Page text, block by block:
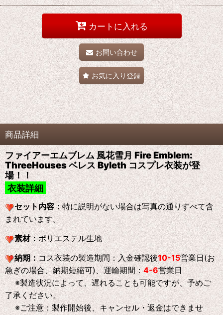
カートに入れる
お問い合わせ
お気に入り登録
商品詳細
ファイアーエムブレム 風花雪月 Fire Emblem:
ThreeHouses ベレス Byleth コスプレ衣装が登
場！！
衣装詳細
セット内容：特に説明がない場合は写真の通りすべて含
まれています。
素材：ポリエステル生地
納期：コス衣装の製造期間：入金確認後10-15営業日(お
急ぎの場合、納期短縮可)、運輸期間：4-6営業日
※製造状況によって、遅れることも可能ですが、予めご
了承ください。
※ご注意：製作開始後、キャンセル・返金はできませ